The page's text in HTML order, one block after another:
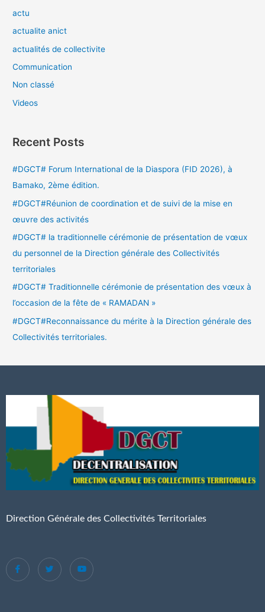
actu
actualite anict
actualités de collectivite
Communication
Non classé
Videos
Recent Posts
#DGCT# Forum International de la Diaspora (FID 2026), à
Bamako, 2ème édition.
#DGCT#Réunion de coordination et de suivi de la mise en
œuvre des activités
#DGCT# la traditionnelle cérémonie de présentation de vœux
du personnel de la Direction générale des Collectivités
territoriales
#DGCT# Traditionnelle cérémonie de présentation des vœux à
l’occasion de la fête de « RAMADAN »
#DGCT#Reconnaissance du mérite à la Direction générale des
Collectivités territoriales.
Direction Générale des Collectivités Territoriales